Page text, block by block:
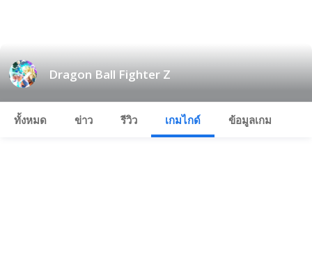
Dragon Ball Fighter Z
ทั้งหมด ข่าว รีวิว เกมไกด์ ข้อมูลเกม